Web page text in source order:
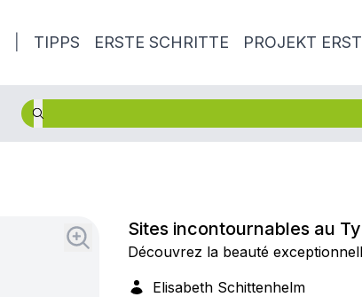
TIPPS ERSTE SCHRITTE PROJEKT
Sites incontournables au
Découvrez la beauté
Elisabeth Schittenhelm